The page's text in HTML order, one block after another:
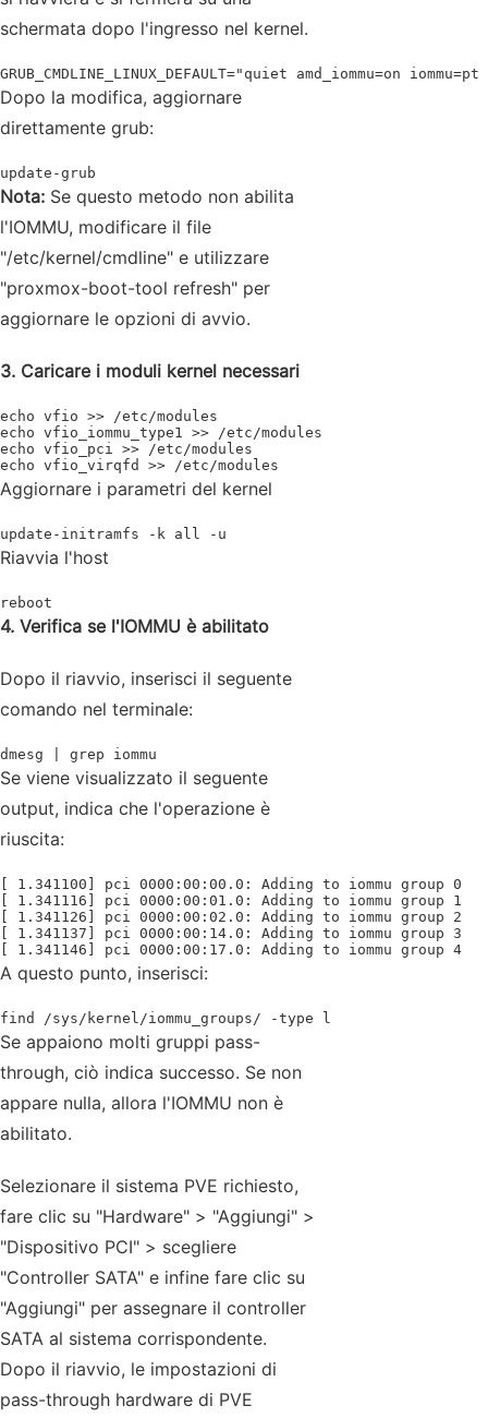
schermata dopo l'ingresso nel kernel.
GRUB_CMDLINE_LINUX_DEFAULT="quiet amd_iommu=on
Dopo la modifica, aggiornare
direttamente grub:
update-grub
Nota: Se questo metodo non abilita
l'IOMMU, modificare il file
"/etc/kernel/cmdline" e utilizzare
"proxmox-boot-tool refresh" per
aggiornare le opzioni di avvio.
3. Caricare i moduli kernel necessari
echo vfio >> /etc/modules
echo vfio_iommu_type1 >> /etc/modules
echo vfio_pci >> /etc/modules
echo vfio_virqfd >> /etc/modules
Aggiornare i parametri del kernel
update-initramfs -k all -u
Riavvia l'host
reboot
4. Verifica se l'IOMMU è abilitato
Dopo il riavvio, inserisci il seguente
comando nel terminale:
dmesg | grep iommu
Se viene visualizzato il seguente
output, indica che l'operazione è
riuscita:
[ 1.341100] pci 0000:00:00.0: Adding to iommu group 0
[ 1.341116] pci 0000:00:01.0: Adding to iommu group 1
[ 1.341126] pci 0000:00:02.0: Adding to iommu group 2
[ 1.341137] pci 0000:00:14.0: Adding to iommu group 3
[ 1.341146] pci 0000:00:17.0: Adding to iommu group 4
A questo punto, inserisci:
find /sys/kernel/iommu_groups/ -type l
Se appaiono molti gruppi pass-
through, ciò indica successo. Se non
appare nulla, allora l'IOMMU non è
abilitato.
Selezionare il sistema PVE richiesto,
fare clic su "Hardware" > "Aggiungi" >
"Dispositivo PCI" > scegliere
"Controller SATA" e infine fare clic su
"Aggiungi" per assegnare il controller
SATA al sistema corrispondente.
Dopo il riavvio, le impostazioni di
pass-through hardware di PVE